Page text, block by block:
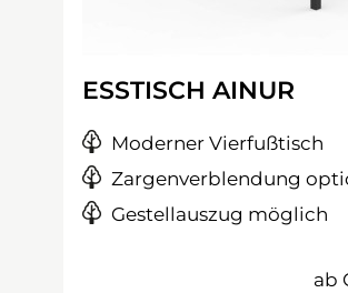
ESSTISCH AINUR
Moderner Vierfußtisch
Zargenverblendung
Gestellauszug möglich
ab